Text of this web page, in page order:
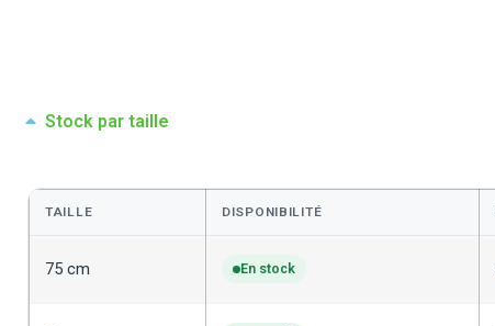
Stock par taille
TAILLE DISPONIBILITÉ
75 cm En stock